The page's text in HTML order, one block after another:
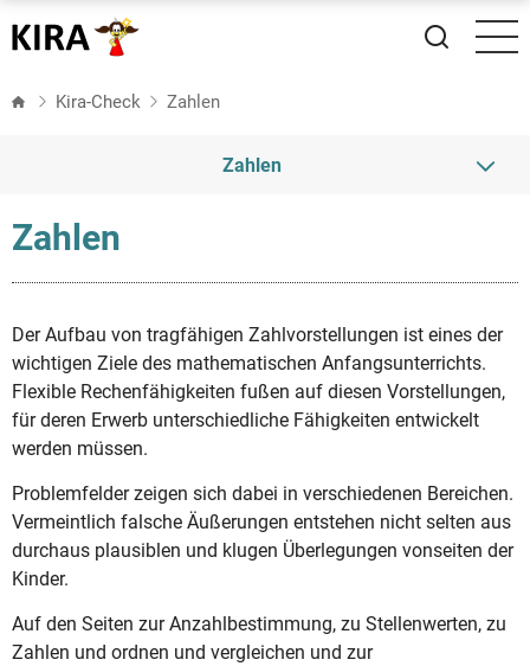
zum
Kira-Check Zahlen
Zahlen
Zahlen ordnen und vergleichen
Zahlwortreihe
Zahlen
Der Aufbau von tragfähigen Zahlvorstellungen ist eines der
wichtigen Ziele des mathematischen Anfangsunterrichts.
Flexible Rechenfähigkeiten fußen auf diesen Vorstellungen,
für deren Erwerb unterschiedliche Fähigkeiten entwickelt
werden müssen.
Problemfelder zeigen sich dabei in verschiedenen Bereichen.
Vermeintlich falsche Äußerungen entstehen nicht selten aus
durchaus plausiblen und klugen Überlegungen vonseiten der
Kinder.
Auf den Seiten zur Anzahlbestimmung, zu Stellenwerten, zu
Zahlen und ordnen und vergleichen und zur